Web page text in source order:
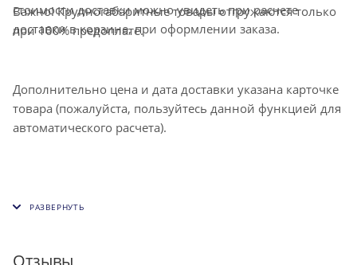
стоимости доставки можно увидеть при расчете
доставки в корзине, при оформлении заказа.
Важно! Крупногабаритные товары отгружаются только
при 100% предоплате.
Дополнительно цена и дата доставки указана карточке
товара (пожалуйста, пользуйтесь данной функцией для
автоматического расчета).
Отзывы